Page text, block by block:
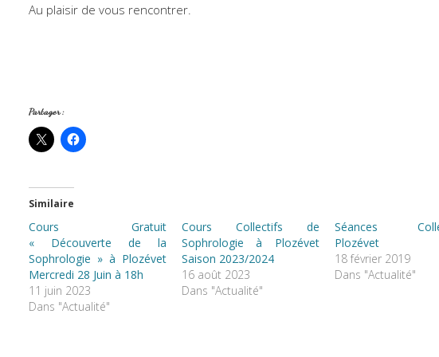
Au plaisir de vous rencontrer.
Partager :
Similaire
Cours Gratuit
« Découverte de la
Sophrologie » à Plozévet
Mercredi 28 Juin à 18h
11 juin 2023
Dans "Actualité"
Cours Collectifs de
Sophrologie à Plozévet
Saison 2023/2024
16 août 2023
Dans "Actualité"
Séances
Plozévet
18 février 2019
Dans "Actualité"